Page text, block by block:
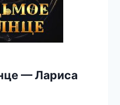
— Лариса